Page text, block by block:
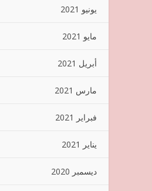
يونيو 2021
مايو 2021
أبريل 2021
مارس 2021
فبراير 2021
يناير 2021
ديسمبر 2020